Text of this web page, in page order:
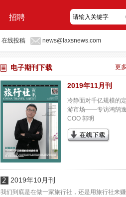
招聘
在线投稿 news@laxsnews.com
更
电子期刊下载
2019年11月刊
冷静面对千亿规模的
游市场——专访鸿鹄
COO 郭明
2019年10月刊
我们到底是在做一家旅行社，还是用旅行社来赚